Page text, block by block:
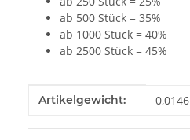
ab 500 Stück = 35%
ab 1000 Stück = 40%
ab 2500 Stück = 45%
Produkteigenschaft
Wert
Artikelgewicht: 0,0146